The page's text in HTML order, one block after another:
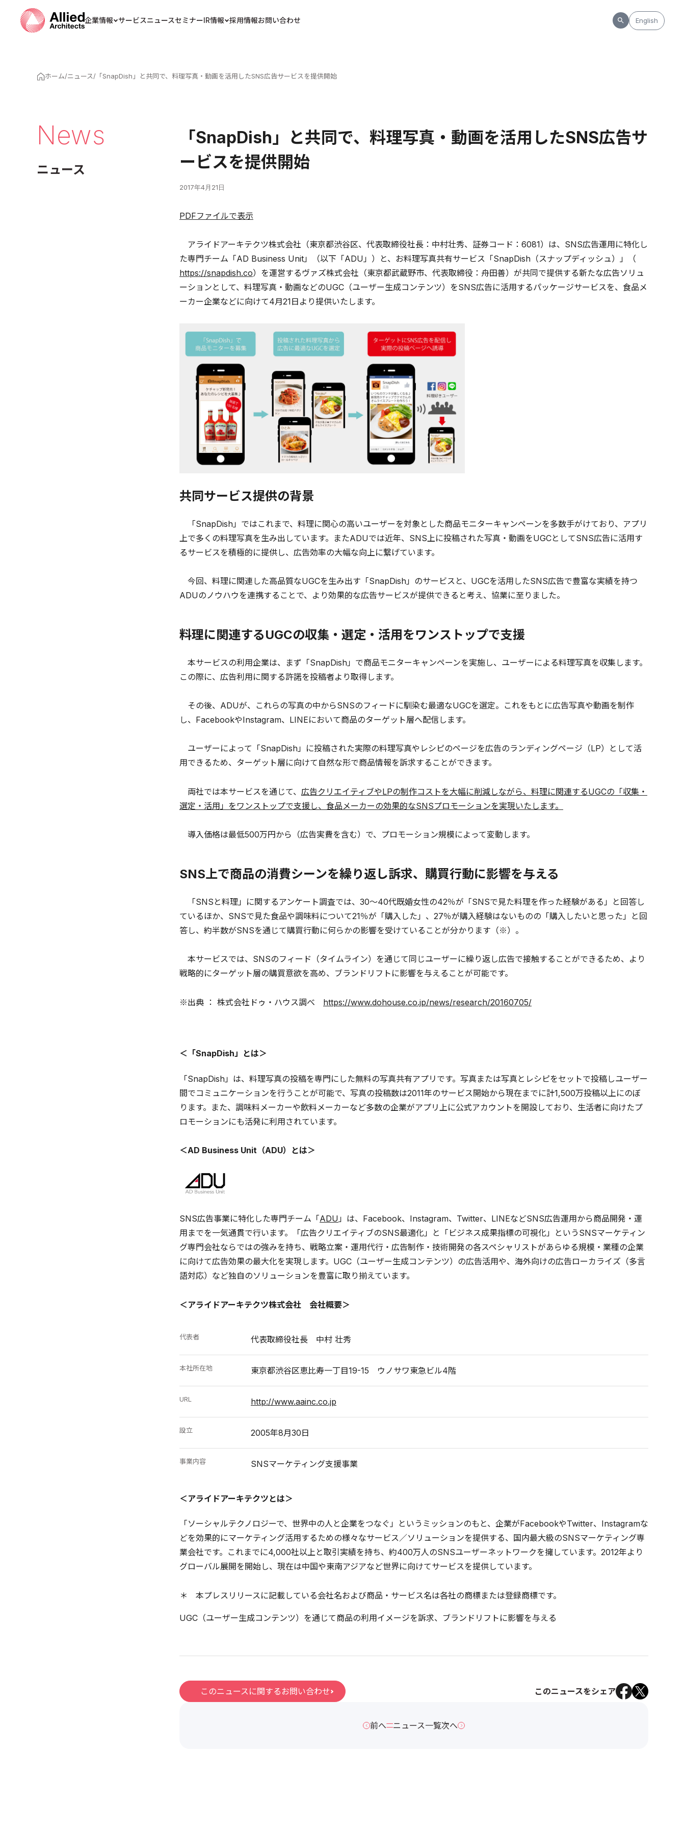
企業情報 サービスニュースセミナーIR情報 採用情報お問い合わせ English
ホーム/ニュース/ 「SnapDish」と共同で、料理写真・動画を活用したSNS広告サービスを提供開始
News
ニュース
「SnapDish」と共同で、料理写真・動画を活用したSNS広告サ
ービスを提供開始
2017年4月21日
PDFファイルで表示
アライドアーキテクツ株式会社（東京都渋谷区、代表取締役社長：中村壮秀、証券コード：6081）は、SNS広告運用に特化し
た専門チーム「AD Business Unit」（以下「ADU」）と、お料理写真共有サービス「SnapDish（スナップディッシュ）」（
https://snapdish.co）を運営するヴァズ株式会社（東京都武蔵野市、代表取締役：舟田善）が共同で提供する新たな広告ソリュ
ーションとして、料理写真・動画などのUGC（ユーザー生成コンテンツ）をSNS広告に活用するパッケージサービスを、食品メ
ーカー企業などに向けて4月21日より提供いたします。
共同サービス提供の背景
「SnapDish」ではこれまで、料理に関心の高いユーザーを対象とした商品モニターキャンペーンを多数手がけており、アプリ
上で多くの料理写真を生み出しています。またADUでは近年、SNS上に投稿された写真・動画をUGCとしてSNS広告に活用す
るサービスを積極的に提供し、広告効率の大幅な向上に繋げています。
今回、料理に関連した高品質なUGCを生み出す「SnapDish」のサービスと、UGCを活用したSNS広告で豊富な実績を持つ
ADUのノウハウを連携することで、より効果的な広告サービスが提供できると考え、協業に至りました。
料理に関連するUGCの収集・選定・活用をワンストップで支援
本サービスの利用企業は、まず「SnapDish」で商品モニターキャンペーンを実施し、ユーザーによる料理写真を収集します。
この際に、広告利用に関する許諾を投稿者より取得します。
その後、ADUが、これらの写真の中からSNSのフィードに馴染む最適なUGCを選定。これをもとに広告写真や動画を制作
し、FacebookやInstagram、LINEにおいて商品のターゲット層へ配信します。
ユーザーによって「SnapDish」に投稿された実際の料理写真やレシピのページを広告のランディングページ（LP）として活
用できるため、ターゲット層に向けて自然な形で商品情報を訴求することができます。
両社では本サービスを通じて、 広告クリエイティブやLPの制作コストを大幅に削減しながら、料理に関連するUGCの「収集・
選定・活用」をワンストップで支援し、食品メーカーの効果的なSNSプロモーションを実現いたします。
導入価格は最低500万円から（広告実費を含む）で、プロモーション規模によって変動します。
SNS上で商品の消費シーンを繰り返し訴求、購買行動に影響を与える
「SNSと料理」に関するアンケート調査では、30～40代既婚女性の42％が「SNSで見た料理を作った経験がある」と回答し
ているほか、SNSで見た食品や調味料について21％が「購入した」、27％が購入経験はないものの「購入したいと思った」と回
答し、約半数がSNSを通じて購買行動に何らかの影響を受けていることが分かります（※）。
本サービスでは、SNSのフィード（タイムライン）を通じて同じユーザーに繰り返し広告で接触することができるため、より
戦略的にターゲット層の購買意欲を高め、ブランドリフトに影響を与えることが可能です。
※出典 ： 株式会社ドゥ・ハウス調べ https://www.dohouse.co.jp/news/research/20160705/
＜「SnapDish」とは＞
「SnapDish」は、料理写真の投稿を専門にした無料の写真共有アプリです。写真または写真とレシピをセットで投稿しユーザー
間でコミュニケーションを行うことが可能で、写真の投稿数は2011年のサービス開始から現在までに計1,500万投稿以上にのぼ
ります。また、調味料メーカーや飲料メーカーなど多数の企業がアプリ上に公式アカウントを開設しており、生活者に向けたプ
ロモーションにも活発に利用されています。
＜AD Business Unit（ADU）とは＞
SNS広告事業に特化した専門チーム「ADU」は、Facebook、Instagram、Twitter、LINEなどSNS広告運用から商品開発・運
用までを一気通貫で行います。「広告クリエイティブのSNS最適化」と「ビジネス成果指標の可視化」というSNSマーケティン
グ専門会社ならではの強みを持ち、戦略立案・運用代行・広告制作・技術開発の各スペシャリストがあらゆる規模・業種の企業
に向けて広告効果の最大化を実現します。UGC（ユーザー生成コンテンツ）の広告活用や、海外向けの広告ローカライズ（多言
語対応）など独自のソリューションを豊富に取り揃えています。
＜アライドアーキテクツ株式会社 会社概要＞
代表者 代表取締役社長 中村 壮秀
本社所在地 東京都渋谷区恵比寿一丁目19-15 ウノサワ東急ビル4階
URL http://www.aainc.co.jp
設立 2005年8月30日
事業内容 SNSマーケティング支援事業
＜アライドアーキテクツとは＞
「ソーシャルテクノロジーで、世界中の人と企業をつなぐ」というミッションのもと、企業がFacebookやTwitter、Instagramな
どを効果的にマーケティング活用するための様々なサービス／ソリューションを提供する、国内最大級のSNSマーケティング専
業会社です。これまでに4,000社以上と取引実績を持ち、約400万人のSNSユーザーネットワークを擁しています。2012年より
グローバル展開を開始し、現在は中国や東南アジアなど世界に向けてサービスを提供しています。
＊ 本プレスリリースに記載している会社名および商品・サービス名は各社の商標または登録商標です。
UGC（ユーザー生成コンテンツ）を通じて商品の利用イメージを訴求、ブランドリフトに影響を与える
このニュースに関するお問い合わせ このニュースをシェア
前へ ニュース一覧次へ